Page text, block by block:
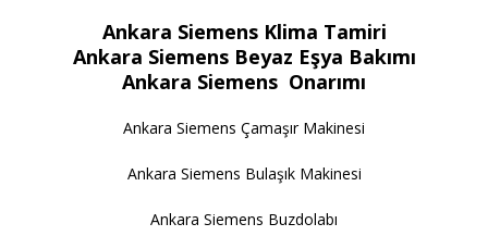
Ankara Siemens Klima Tamiri
Ankara Siemens Beyaz Eşya Bakımı
Ankara Siemens Onarımı
Ankara Siemens Çamaşır Makinesi
Ankara Siemens Bulaşık Makinesi
Ankara Siemens Buzdolabı